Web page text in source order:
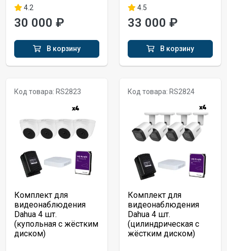
4.2
30 000 ₽
В корзину
4.5
33 000 ₽
В корзину
Код товара: RS2823
Комплект для
видеонаблюдения
Dahua 4 шт.
(купольная с жёстким
диском)
Код товара: RS2824
Комплект для
видеонаблюдения
Dahua 4 шт.
(цилиндрическая с
жёстким диском)